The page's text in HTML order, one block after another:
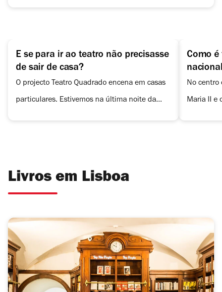
E se para ir ao teatro não precisasse
de sair de casa?
O projecto Teatro Quadrado encena em casas
particulares. Estivemos na última noite da
Como
No centro
Maria II e
Livros em Lisboa